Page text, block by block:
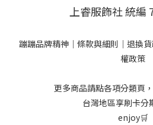
上睿服飾社 統編
蹦蹦品牌精神｜ 條款與細則 ｜ 退換
權政策
更多商品請點各項分類頁
台灣地區享刷卡分
enjoy🛒